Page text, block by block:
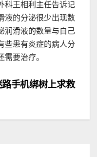
科王相利主任告诉记
液的分泌很少出现数
润滑液的数量与自己
些患有炎症的病人分
要治疗。
手机绑树上求救